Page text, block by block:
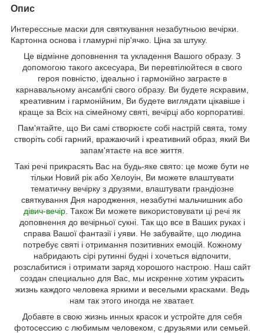
Опис
Интерессные маски для святкування незабутньою вечірки.
Картонна основа і гламурні пір'ячко. Ціна за штуку.
Це відмінне доповнення та укладення Вашого образу. З
допомогою такого аксесуара, Ви перевтілюйтеся в свого
героя повністю, ідеально і гармонійно заграєте в
карнавальному ансамблі свого образу. Ви будете яскравим,
креативним і гармонійним, Ви будете виглядати цікавіше і
краще за Всіх на сімейному святі, вечірці або корпоративі.
Пам'ятайте, що Ви самі створюєте собі настрій свята, тому
створіть собі гарний, вражаючий і креативний образ, який Ви
запам'ятаєте на все життя.
Такі речі прикрасять Вас на будь-яке свято: це може бути не
тільки Новий рік або Хелоуін, Ви можете влаштувати
тематичну вечірку з друзями, влаштувати грандіозне
святкування Дня народження, незабутні мальчишник або
дівич-вечір . Також Ви можете використовувати ці речі як
доповнення до вечірньої сукні. Так що все в Ваших руках і
справа Вашої фантазії і уяви. Не забувайте, що людина
потребує святі і отримання позитивних емоцій. Кожному
набридають сірі рутинні будні і хочеться відпочити,
розслабитися і отримати заряд хорошого настрою. Наш сайт
создан специально для Вас, мы искренне хотим украсить
жизнь каждого человека яркими и веселыми красками. Ведь
нам так этого иногда не хватает.
Добавте в свою жизнь инных красок и устройте для себя
фотосессию с любимым человеком, с друзьями или семьей.